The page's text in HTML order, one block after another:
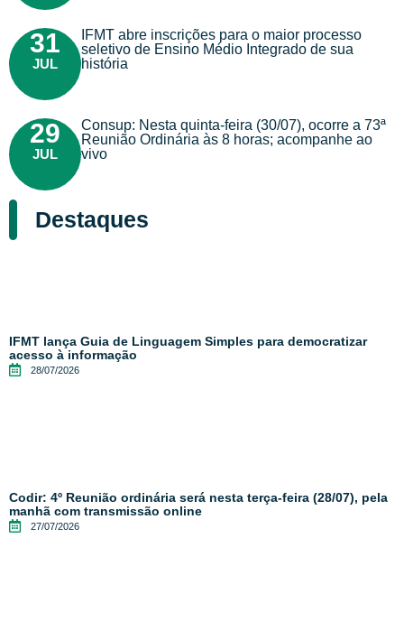
31
JUL
IFMT abre inscrições para o maior processo
seletivo de Ensino Médio Integrado de sua
história
29
JUL
Consup: Nesta quinta-feira (30/07), ocorre a 73ª
Reunião Ordinária às 8 horas; acompanhe ao
vivo
Destaques
IFMT lança Guia de Linguagem Simples para democratizar
acesso à informação
28/07/2026
Codir: 4º Reunião ordinária será nesta terça-feira (28/07), pela
manhã com transmissão online
27/07/2026